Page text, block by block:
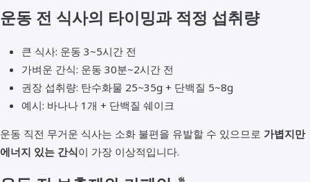
운동 전 식사의 타이밍과 적정 섭취량
큰 식사: 운동 3~5시간 전
가벼운 간식: 운동 30분~2시간 전
권장 섭취량: 탄수화물 25~35g + 단백질 5~8g
예시: 바나나 1개 + 단백질 쉐이크
운동 직전 무거운 식사는 소화 불편을 유발할 수 있으므로 가볍지만
에너지 있는 간식이 가장 이상적입니다.